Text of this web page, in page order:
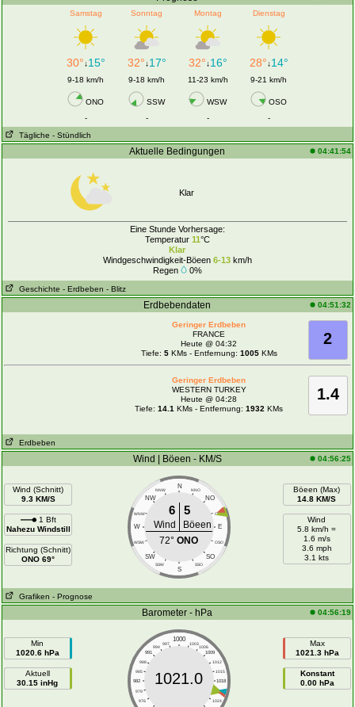
Samstag
Sonntag Montag Dienstag
30°↓15° 32°↓17° 32°↓16° 28°↓14°
9-18 km/h 9-18 km/h 11-23 km/h 9-21 km/h
ONO SSW WSW
OSO
-
- -
-
Tägliche - Stündlich
Aktuelle Bedingungen 04:41:54
Klar
Eine Stunde Vorhersage:
Temperatur 11°C
Klar
Windgeschwindigkeit-Böeen 6-13km/h
Regen
0%
Geschichte - Erdbeben - Blitz
Erdbebendaten 04:51:32
2
Geringer Erdbeben
FRANCE
Heute @ 04:32
Tiefe: 5KMs - Entfernung: 1005KMs
1.4
Geringer Erdbeben
WESTERN TURKEY
Heute @ 04:28
Tiefe:14.1 KMs - Entfernung:1932 KMs
Erdbeben
Wind | Böeen - KM/S 04:56:25
Wind (Schnitt)
9.3 KM/S
1 Bft
Nahezu Windstill
Richtung (Schnitt)
ONO 69°
N
NNW NNO
NW NO
WNW ONO
W E
WSW OSO
SW SO
SSW SSO
S
6 5
Wind
Böeen
72°ONO
Böeen (Max)
14.8 KM/S
Wind
5.8 km/h =
1.6 m/s
3.6 mph
3.1 kts
Grafiken - Prognose
Barometer - hPa 04:56:19
Min
1020.6 hPa
Aktuell
30.15 inHg
1000
997 1003
994
1006
991
1009
988
1012
985
1015
982
1018
979
1021
976
1024
1021.0
Max
1021.3 hPa
Konstant
0.00 hPa